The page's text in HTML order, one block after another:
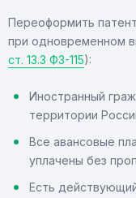
Переоформить
при одновременном
ст. 13.3 ФЗ-115):
Иностранный
территории
Все авансовые
уплачены без
Есть